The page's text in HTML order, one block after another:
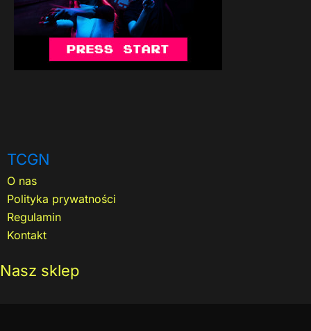
TCGN
O nas
Polityka prywatności
Regulamin
Kontakt
Nasz sklep